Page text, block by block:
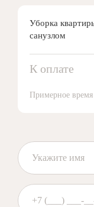
Уборка
санузлом
К оплате
Примерное